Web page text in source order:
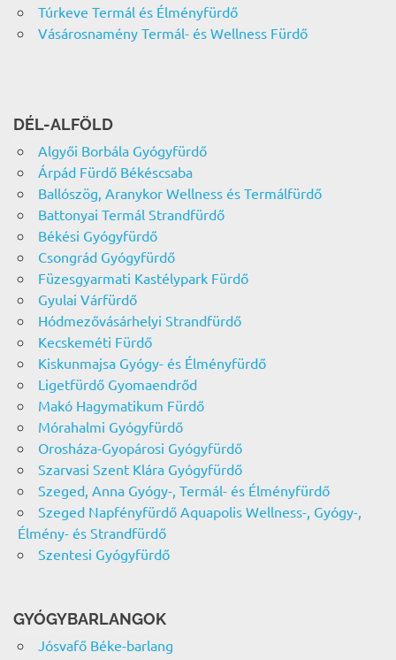
Túrkeve Termál és Élményfürdő
Vásárosnamény Termál- és Wellness Fürdő
DÉL-ALFÖLD
Algyői Borbála Gyógyfürdő
Árpád Fürdő Békéscsaba
Ballószög, Aranykor Wellness és Termálfürdő
Battonyai Termál Strandfürdő
Békési Gyógyfürdő
Csongrád Gyógyfürdő
Füzesgyarmati Kastélypark Fürdő
Gyulai Várfürdő
Hódmezővásárhelyi Strandfürdő
Kecskeméti Fürdő
Kiskunmajsa Gyógy- és Élményfürdő
Ligetfürdő Gyomaendrőd
Makó Hagymatikum Fürdő
Mórahalmi Gyógyfürdő
Orosháza-Gyopárosi Gyógyfürdő
Szarvasi Szent Klára Gyógyfürdő
Szeged, Anna Gyógy-, Termál- és Élményfürdő
Szeged Napfényfürdő Aquapolis Wellness-, Gyógy-,
Élmény- és Strandfürdő
Szentesi Gyógyfürdő
GYÓGYBARLANGOK
Jósvafő Béke-barlang